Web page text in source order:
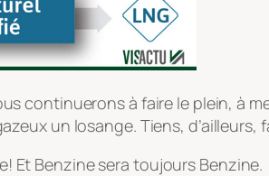
continuerons à faire le plein, à
un losange. Tiens, d’ailleurs,
Et Benzine sera toujours Benzine.